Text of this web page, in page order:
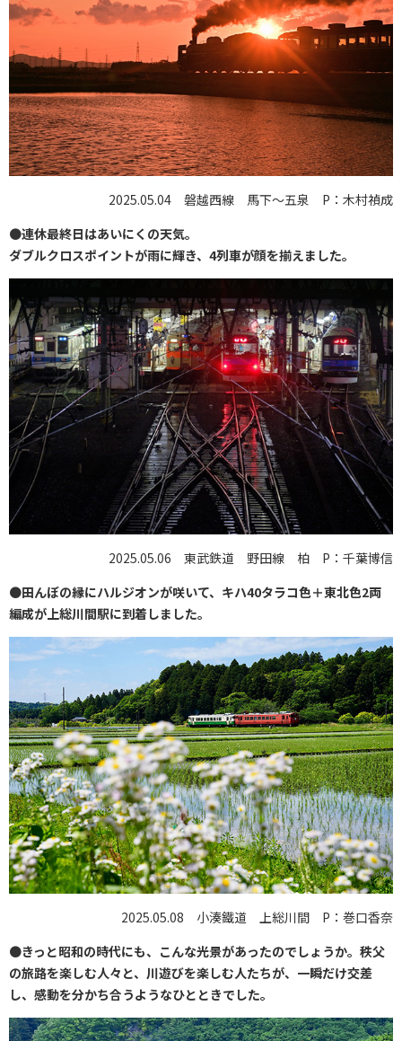
2025.05.04 磐越西線 馬下〜五泉 P：木村禎成
●連休最終日はあいにくの天気。
ダブルクロスポイントが雨に輝き、4列車が顔を揃えました。
2025.05.06 東武鉄道 野田線 柏 P：千葉博信
●田んぼの縁にハルジオンが咲いて、キハ40タラコ色＋東北色2両
編成が上総川間駅に到着しました。
2025.05.08 小湊鐵道 上総川間 P：巻口香奈
●きっと昭和の時代にも、こんな光景があったのでしょうか。秩父
の旅路を楽しむ人々と、川遊びを楽しむ人たちが、一瞬だけ交差
し、感動を分かち合うようなひとときでした。